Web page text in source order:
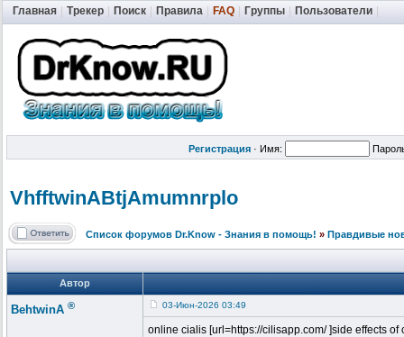
Главная Трекер Поиск Правила FAQ Группы Пользователи
Регистрация · Имя:
VhfftwinABtjAmumnrplo
Список форумов Dr.Know - Знания в помощь! » Правдивые
Автор
BehtwinA ® 03-Июн-2026 03:49
online cialis [url=https://cilisapp.com/ ]side effects